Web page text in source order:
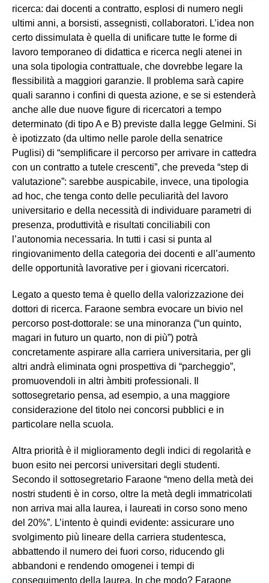
ricerca: dai docenti a contratto, esplosi di numero negli
ultimi anni, a borsisti, assegnisti, collaboratori. L’idea non
certo dissimulata è quella di unificare tutte le forme di
lavoro temporaneo di didattica e ricerca negli atenei in
una sola tipologia contrattuale, che dovrebbe legare la
flessibilità a maggiori garanzie. Il problema sarà capire
quali saranno i confini di questa azione, e se si estenderà
anche alle due nuove figure di ricercatori a tempo
determinato (di tipo A e B) previste dalla legge Gelmini. Si
è ipotizzato (da ultimo nelle parole della senatrice
Puglisi) di “semplificare il percorso per arrivare in cattedra
con un contratto a tutele crescenti”, che preveda “step di
valutazione”: sarebbe auspicabile, invece, una tipologia
ad hoc, che tenga conto delle peculiarità del lavoro
universitario e della necessità di individuare parametri di
presenza, produttività e risultati conciliabili con
l’autonomia necessaria. In tutti i casi si punta al
ringiovanimento della categoria dei docenti e all’aumento
delle opportunità lavorative per i giovani ricercatori.
Legato a questo tema è quello della valorizzazione dei
dottori di ricerca. Faraone sembra evocare un bivio nel
percorso post-dottorale: se una minoranza (“un quinto,
magari in futuro un quarto, non di più”) potrà
concretamente aspirare alla carriera universitaria, per gli
altri andrà eliminata ogni prospettiva di “parcheggio”,
promuovendoli in altri àmbiti professionali. Il
sottosegretario pensa, ad esempio, a una maggiore
considerazione del titolo nei concorsi pubblici e in
particolare nella scuola.
Altra priorità è il miglioramento degli indici di regolarità e
buon esito nei percorsi universitari degli studenti.
Secondo il sottosegretario Faraone “meno della metà dei
nostri studenti è in corso, oltre la metà degli immatricolati
non arriva mai alla laurea, i laureati in corso sono meno
del 20%”. L’intento è quindi evidente: assicurare uno
svolgimento più lineare della carriera studentesca,
abbattendo il numero dei fuori corso, riducendo gli
abbandoni e rendendo omogenei i tempi di
conseguimento della laurea. In che modo? Faraone